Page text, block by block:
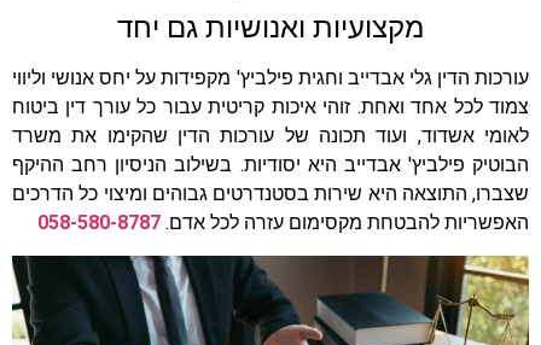
מקצועיות ואנושיות גם יחד
עורכות הדין גלי אבדייב וחגית פילביץ' מקפידות על יחס אנושי וליווי
צמוד לכל אחד ואחת. זוהי איכות קריטית עבור כל עורך דין ביטוח
לאומי אשדוד, ועוד תכונה של עורכות הדין שהקימו את משרד
הבוטיק פילביץ' אבדייב היא יסודיות. בשילוב הניסיון רחב ההיקף
שצברו, התוצאה היא שירות בסטנדרטים גבוהים ומיצוי כל הדרכים
האפשריות להבטחת מקסימום עזרה לכל אדם. 058-580-8787